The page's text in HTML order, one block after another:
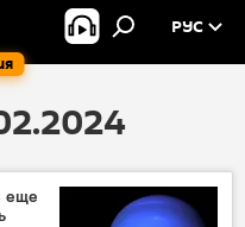
РУС
еще